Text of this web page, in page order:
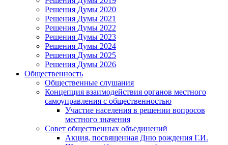
Решения Думы 2020
Решения Думы 2021
Решения Думы 2022
Решения Думы 2023
Решения Думы 2024
Решения Думы 2025
Решения Думы 2026
Общественность
Общественные слушания
Концепция взаимодействия органов местного
самоуправления с общественностью
Участие населения в решении вопросов
местного значения
Совет общественных объединений
Акция, посвященная Дню рождения Г.И.